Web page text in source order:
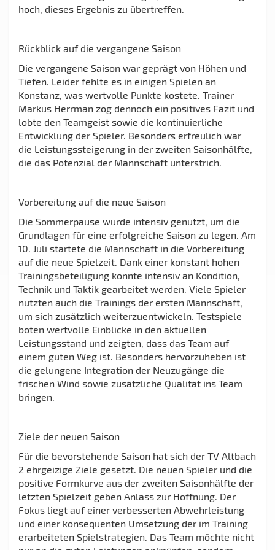
hoch, dieses Ergebnis zu übertreffen.
Rückblick auf die vergangene Saison
Die vergangene Saison war geprägt von Höhen und
Tiefen. Leider fehlte es in einigen Spielen an
Konstanz, was wertvolle Punkte kostete. Trainer
Markus Herrman zog dennoch ein positives Fazit und
lobte den Teamgeist sowie die kontinuierliche
Entwicklung der Spieler. Besonders erfreulich war
die Leistungssteigerung in der zweiten Saisonhälfte,
die das Potenzial der Mannschaft unterstrich.
Vorbereitung auf die neue Saison
Die Sommerpause wurde intensiv genutzt, um die
Grundlagen für eine erfolgreiche Saison zu legen. Am
10. Juli startete die Mannschaft in die Vorbereitung
auf die neue Spielzeit. Dank einer konstant hohen
Trainingsbeteiligung konnte intensiv an Kondition,
Technik und Taktik gearbeitet werden. Viele Spieler
nutzten auch die Trainings der ersten Mannschaft,
um sich zusätzlich weiterzuentwickeln. Testspiele
boten wertvolle Einblicke in den aktuellen
Leistungsstand und zeigten, dass das Team auf
einem guten Weg ist. Besonders hervorzuheben ist
die gelungene Integration der Neuzugänge die
frischen Wind sowie zusätzliche Qualität ins Team
bringen.
Ziele der neuen Saison
Für die bevorstehende Saison hat sich der TV Altbach
2 ehrgeizige Ziele gesetzt. Die neuen Spieler und die
positive Formkurve aus der zweiten Saisonhälfte der
letzten Spielzeit geben Anlass zur Hoffnung. Der
Fokus liegt auf einer verbesserten Abwehrleistung
und einer konsequenten Umsetzung der im Training
erarbeiteten Spielstrategien. Das Team möchte nicht